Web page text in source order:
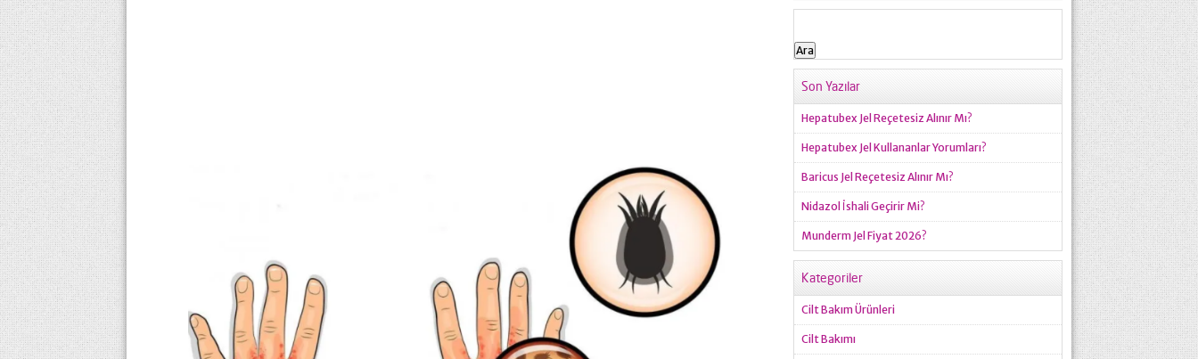
Arama:
Son Yazılar
Hepatubex Jel Reçetesiz Alınır Mı?
Hepatubex Jel Kullananlar Yorumları?
Baricus Jel Reçetesiz Alınır Mı?
Nidazol İshali Geçirir Mi?
Munderm Jel Fiyat 2026?
Kategoriler
Cilt Bakım Ürünleri
Cilt Bakımı